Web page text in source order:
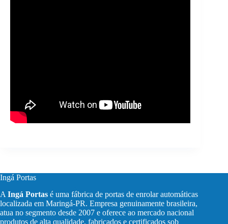
Ingá Portas
A Ingá Portas é uma fábrica de portas de enrolar automáticas
localizada em Maringá-PR. Empresa genuinamente brasileira,
atua no segmento desde 2007 e oferece ao mercado nacional
produtos de alta qualidade, fabricados e certificados sob